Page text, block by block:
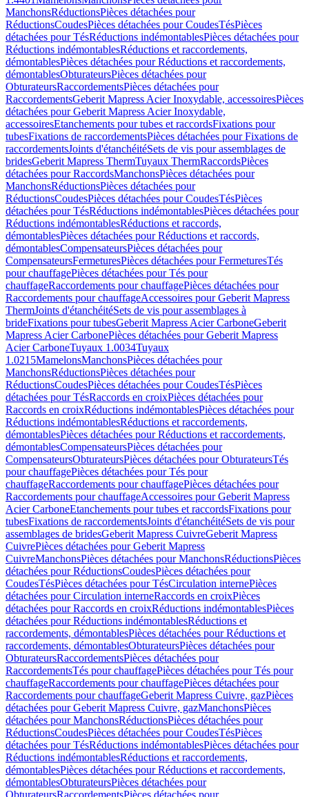
ManchonsRéductionsPièces détachées pour
RéductionsCoudesPièces détachées pour CoudesTésPièces
détachées pour TésRéductions indémontablesPièces détachées pour
Réductions indémontablesRéductions et raccordements,
démontablesPièces détachées pour Réductions et raccordements,
démontablesObturateursPièces détachées pour
ObturateursRaccordementsPièces détachées pour
RaccordementsGeberit Mapress Acier Inoxydable, accessoiresPièces
détachées pour Geberit Mapress Acier Inoxydable,
accessoiresEtanchements pour tubes et raccordsFixations pour
tubesFixations de raccordementsPièces détachées pour Fixations de
raccordementsJoints d'étanchéitéSets de vis pour assemblages de
bridesGeberit Mapress ThermTuyaux ThermRaccordsPièces
détachées pour RaccordsManchonsPièces détachées pour
ManchonsRéductionsPièces détachées pour
RéductionsCoudesPièces détachées pour CoudesTésPièces
détachées pour TésRéductions indémontablesPièces détachées pour
Réductions indémontablesRéductions et raccords,
démontablesPièces détachées pour Réductions et raccords,
démontablesCompensateursPièces détachées pour
CompensateursFermeturesPièces détachées pour FermeturesTés
pour chauffagePièces détachées pour Tés pour
chauffageRaccordements pour chauffagePièces détachées pour
Raccordements pour chauffageAccessoires pour Geberit Mapress
ThermJoints d'étanchéitéSets de vis pour assemblages à
brideFixations pour tubesGeberit Mapress Acier CarboneGeberit
Mapress Acier CarbonePièces détachées pour Geberit Mapress
Acier CarboneTuyaux 1.0034Tuyaux
1.0215MamelonsManchonsPièces détachées pour
ManchonsRéductionsPièces détachées pour
RéductionsCoudesPièces détachées pour CoudesTésPièces
détachées pour TésRaccords en croixPièces détachées pour
Raccords en croixRéductions indémontablesPièces détachées pour
Réductions indémontablesRéductions et raccordements,
démontablesPièces détachées pour Réductions et raccordements,
démontablesCompensateursPièces détachées pour
CompensateursObturateursPièces détachées pour ObturateursTés
pour chauffagePièces détachées pour Tés pour
chauffageRaccordements pour chauffagePièces détachées pour
Raccordements pour chauffageAccessoires pour Geberit Mapress
Acier CarboneEtanchements pour tubes et raccordsFixations pour
tubesFixations de raccordementsJoints d'étanchéitéSets de vis pour
assemblages de bridesGeberit Mapress CuivreGeberit Mapress
CuivrePièces détachées pour Geberit Mapress
CuivreManchonsPièces détachées pour ManchonsRéductionsPièces
détachées pour RéductionsCoudesPièces détachées pour
CoudesTésPièces détachées pour TésCirculation internePièces
détachées pour Circulation interneRaccords en croixPièces
détachées pour Raccords en croixRéductions indémontablesPièces
détachées pour Réductions indémontablesRéductions et
raccordements, démontablesPièces détachées pour Réductions et
raccordements, démontablesObturateursPièces détachées pour
ObturateursRaccordementsPièces détachées pour
RaccordementsTés pour chauffagePièces détachées pour Tés pour
chauffageRaccordements pour chauffagePièces détachées pour
Raccordements pour chauffageGeberit Mapress Cuivre, gazPièces
détachées pour Geberit Mapress Cuivre, gazManchonsPièces
détachées pour ManchonsRéductionsPièces détachées pour
RéductionsCoudesPièces détachées pour CoudesTésPièces
détachées pour TésRéductions indémontablesPièces détachées pour
Réductions indémontablesRéductions et raccordements,
démontablesPièces détachées pour Réductions et raccordements,
démontablesObturateursPièces détachées pour
ObturateursRaccordementsPièces détachées pour